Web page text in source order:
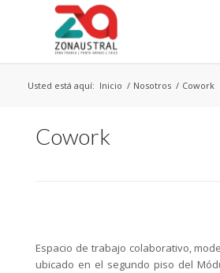
Usted está aquí: Inicio / Nosotros / Cowork
Cowork
Espacio de trabajo colaborativo,
ubicado en el segundo piso del